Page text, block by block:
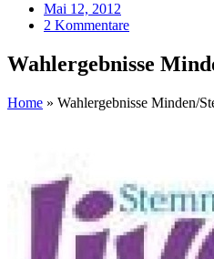
Mai 12, 2012
2 Kommentare
Wahlergebnisse
Home » Wahlergebnisse Minden/